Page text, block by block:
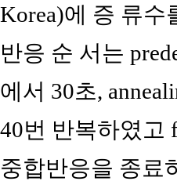
Korea)에 증 류수
반응 순 서는
에서 30초,
40번 반복하였고
중합반응을 종료